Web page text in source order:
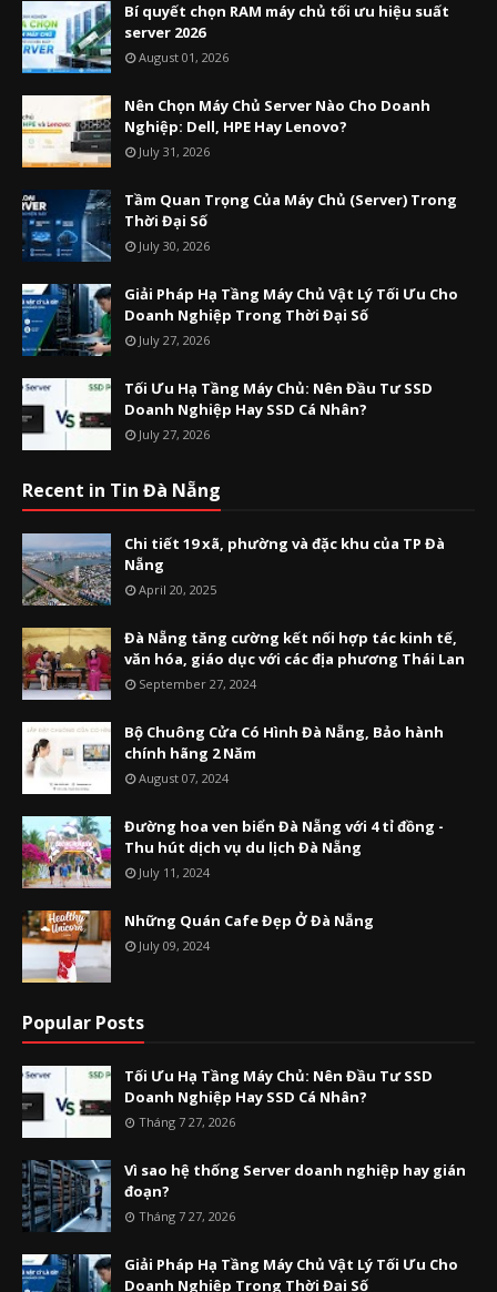
Bí quyết chọn RAM máy chủ tối ưu hiệu suất
server 2026
August 01, 2026
Nên Chọn Máy Chủ Server Nào Cho Doanh
Nghiệp: Dell, HPE Hay Lenovo?
July 31, 2026
Tầm Quan Trọng Của Máy Chủ (Server) Trong
Thời Đại Số
July 30, 2026
Giải Pháp Hạ Tầng Máy Chủ Vật Lý Tối Ưu Cho
Doanh Nghiệp Trong Thời Đại Số
July 27, 2026
Tối Ưu Hạ Tầng Máy Chủ: Nên Đầu Tư SSD
Doanh Nghiệp Hay SSD Cá Nhân?
July 27, 2026
Recent in Tin Đà Nẵng
Chi tiết 19 xã, phường và đặc khu của TP Đà
Nẵng
April 20, 2025
Đà Nẵng tăng cường kết nối hợp tác kinh tế,
văn hóa, giáo dục với các địa phương Thái Lan
September 27, 2024
Bộ Chuông Cửa Có Hình Đà Nẵng, Bảo hành
chính hãng 2 Năm
August 07, 2024
Đường hoa ven biển Đà Nẵng với 4 tỉ đồng -
Thu hút dịch vụ du lịch Đà Nẵng
July 11, 2024
Những Quán Cafe Đẹp Ở Đà Nẵng
July 09, 2024
Popular Posts
Tối Ưu Hạ Tầng Máy Chủ: Nên Đầu Tư SSD
Doanh Nghiệp Hay SSD Cá Nhân?
Tháng 7 27, 2026
Vì sao hệ thống Server doanh nghiệp hay gián
đoạn?
Tháng 7 27, 2026
Giải Pháp Hạ Tầng Máy Chủ Vật Lý Tối Ưu Cho
Doanh Nghiệp Trong Thời Đại Số